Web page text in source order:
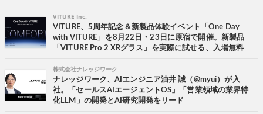
VITURE Inc.
VITURE、5周年記念＆新製品体験イベント「One Day
with VITURE」を8月22日・23日に原宿で開催。新製品
「VITURE Pro 2 XRグラス」を実際に試せる、入場無料
株式会社ナレッジワーク
ナレッジワーク、AIエンジニア油井 誠（@myui）が入
社。「セールスAIエージェントOS」「営業領域の業界特
化LLM」の開発とAI研究開発をリード